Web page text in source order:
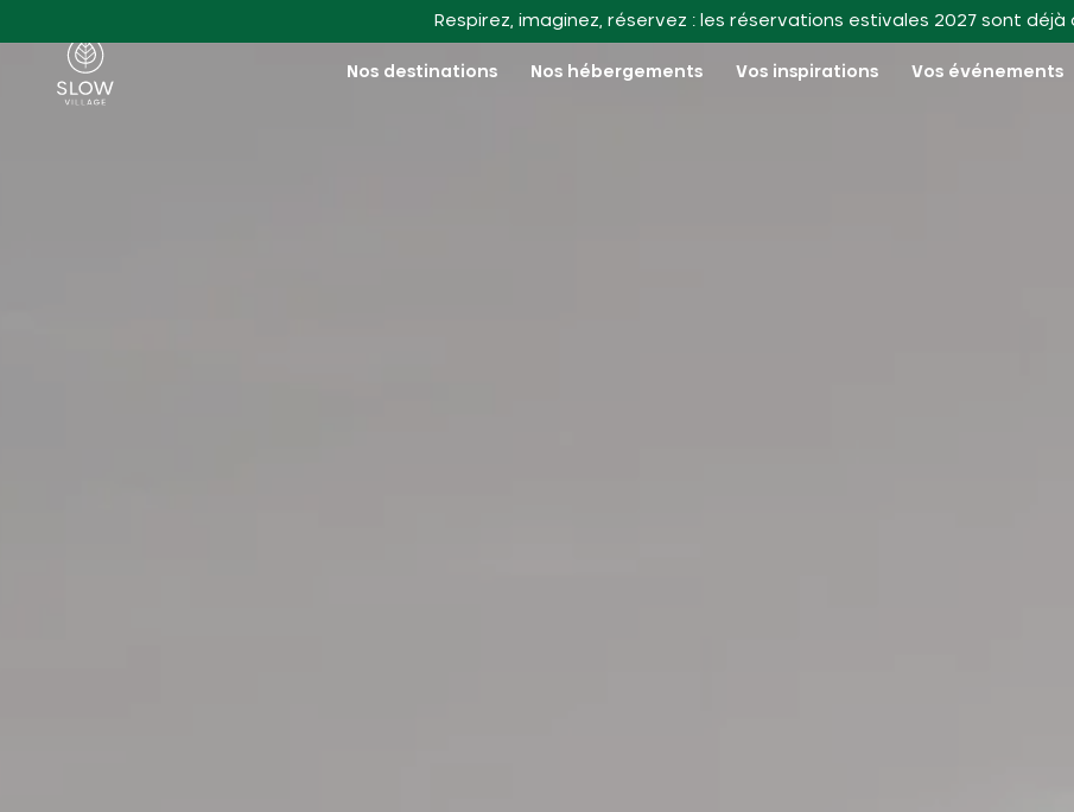
Respirez, imaginez, réservez : les réservations estivales 2027 sont déjà
Slow Village
Nos destinations Nos hébergements Vos inspirations Vos événements